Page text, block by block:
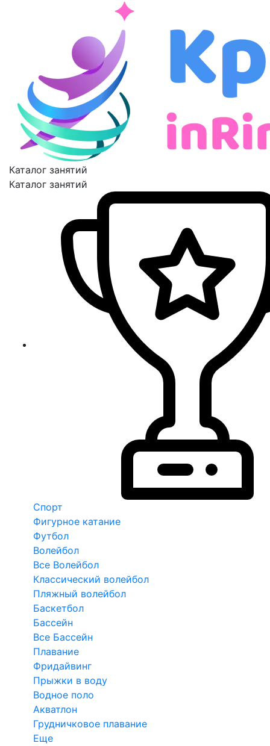
Каталог занятий
Каталог занятий
Спорт
Фигурное катание
Футбол
Волейбол
Все Волейбол
Классический волейбол
Пляжный волейбол
Баскетбол
Бассейн
Все Бассейн
Плавание
Фридайвинг
Прыжки в воду
Водное поло
Акватлон
Грудничковое плавание
Еще